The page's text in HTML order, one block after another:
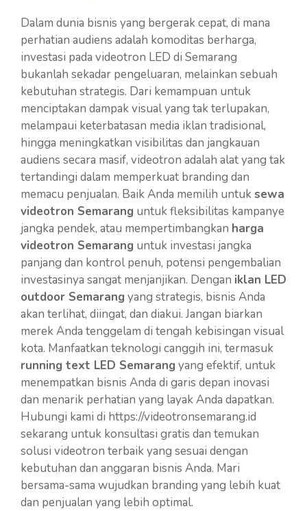
Dalam dunia bisnis yang bergerak cepat, di mana
perhatian audiens adalah komoditas berharga,
investasi pada videotron LED di Semarang
bukanlah sekadar pengeluaran, melainkan sebuah
kebutuhan strategis. Dari kemampuan untuk
menciptakan dampak visual yang tak terlupakan,
melampaui keterbatasan media iklan tradisional,
hingga meningkatkan visibilitas dan jangkauan
audiens secara masif, videotron adalah alat yang tak
tertandingi dalam memperkuat branding dan
memacu penjualan. Baik Anda memilih untuksewa
videotron Semarang untuk fleksibilitas kampanye
jangka pendek, atau mempertimbangkan harga
videotron Semarang untuk investasi jangka
panjang dan kontrol penuh, potensi pengembalian
investasinya sangat menjanjikan. Dengan iklan LED
outdoor Semarang yang strategis, bisnis Anda
akan terlihat, diingat, dan diakui. Jangan biarkan
merek Anda tenggelam di tengah kebisingan visual
kota. Manfaatkan teknologi canggih ini, termasuk
running text LED Semarang yang efektif, untuk
menempatkan bisnis Anda di garis depan inovasi
dan menarik perhatian yang layak Anda dapatkan.
Hubungi kami di https://videotronsemarang.id
sekarang untuk konsultasi gratis dan temukan
solusi videotron terbaik yang sesuai dengan
kebutuhan dan anggaran bisnis Anda. Mari
bersama-sama wujudkan branding yang lebih kuat
dan penjualan yang lebih optimal.